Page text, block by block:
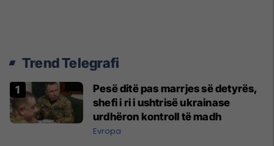
Trend Telegrafi
Pesë ditë pas marrjes së detyrës,
shefi i ri i ushtrisë ukrainase
urdhëron kontroll të madh
Evropa